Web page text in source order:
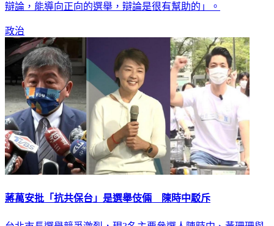
辯論，能導向正向的選舉，辯論是很有幫助的」。
政治
蔣萬安批「抗共保台」是選舉伎倆 陳時中駁斥